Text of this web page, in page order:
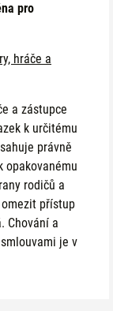
pro
hráče a
a zástupce
k určitému
právně
opakovanému
rodičů a
přístup
Chování a
je v